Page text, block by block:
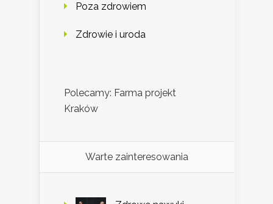
Poza zdrowiem
Zdrowie i uroda
Polecamy: Farma projekt
Kraków
Warte zainteresowania